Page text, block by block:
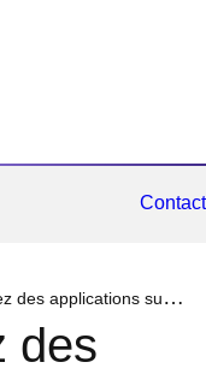
Contact
sur Red Hat Enterprise Linux
des